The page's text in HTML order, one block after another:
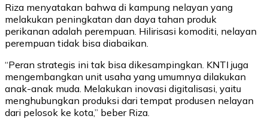
Riza menyatakan bahwa di kampung nelayan yang
melakukan peningkatan dan daya tahan produk
perikanan adalah perempuan. Hilirisasi komoditi, nelayan
perempuan tidak bisa diabaikan.
“Peran strategis ini tak bisa dikesampingkan. KNTI juga
mengembangkan unit usaha yang umumnya dilakukan
anak-anak muda. Melakukan inovasi digitalisasi, yaitu
menghubungkan produksi dari tempat produsen nelayan
dari pelosok ke kota,” beber Riza.